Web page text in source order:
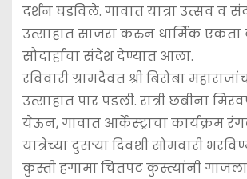
दर्शन घडविले. गावात यात्रा उत्सव व
उत्साहात साजरा करुन धार्मिक
सौदार्हाचा संदेश देण्यात आला.
रविवारी ग्रामदैवत श्री बिरोबा
उत्साहात पार पडली. रात्री छबीना
येऊन, गावात आर्केस्ट्राचा कार्यक्रम
यात्रेच्या दुसर्‍या दिवशी सोमवारी
कुस्ती हगामा चितपट कुस्त्यांनी